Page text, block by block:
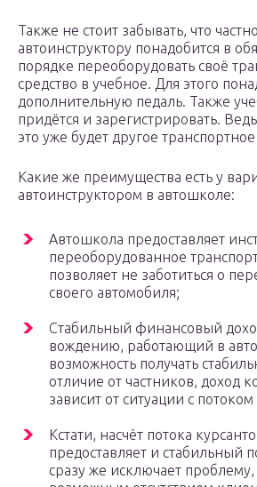
Также не стоит забывать, что
автоинструктору понадобится в
порядке переоборудовать своё
средство в учебное. Для этого
дополнительную педаль. Также
придётся и зарегистрировать.
это уже будет другое
Какие же преимущества есть у
автоинструктором в автошколе:
Автошкола предоставляет
переоборудованное
позволяет не заботиться о
своего автомобиля;
Стабильный финансовый
вождению, работающий в
возможность получать
отличие от частников, доход
зависит от ситуации с
Кстати, насчёт потока
предоставляет и стабильный
сразу же исключает